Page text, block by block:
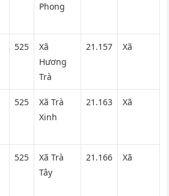
Phong
525
Xã
Hương
Trà
21.157 Xã
525
Xã Trà
Xinh
21.163 Xã
525
Xã Trà
Tây
21.166 Xã